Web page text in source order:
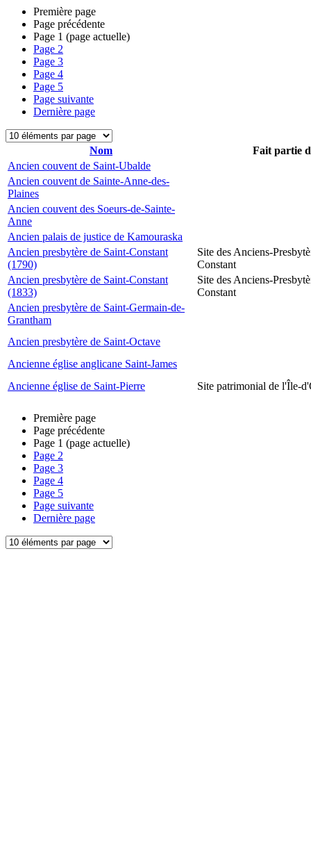
Première page
Page précédente
Page 1 (page actuelle)
Page 2
Page 3
Page 4
Page 5
Page suivante
Dernière page
Nom
Fait partie
Ancien couvent de Saint-Ubalde
Ancien couvent de Sainte-Anne-des-
Plaines
Ancien couvent des Soeurs-de-Sainte-
Anne
Ancien palais de justice de Kamouraska
Ancien presbytère de Saint-Constant
(1790)
Site des Anciens-
Constant
Ancien presbytère de Saint-Constant
(1833)
Site des Anciens-
Constant
Ancien presbytère de Saint-Germain-de-
Grantham
Ancien presbytère de Saint-Octave
Ancienne église anglicane Saint-James
Ancienne église de Saint-Pierre
Site patrimonial de l'Île-
Première page
Page précédente
Page 1 (page actuelle)
Page 2
Page 3
Page 4
Page 5
Page suivante
Dernière page